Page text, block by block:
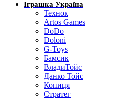
Іграшка Україна
Технок
Artos Games
DoDo
Doloni
G-Toys
Бамсик
ВладиТойс
Данко Тойс
Копиця
Стратег